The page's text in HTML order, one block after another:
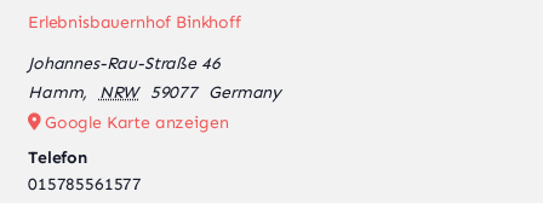
Erlebnisbauernhof Binkhoff
Johannes-Rau-Straße 46
Hamm, NRW 59077 Germany
Google Karte anzeigen
Telefon
015785561577